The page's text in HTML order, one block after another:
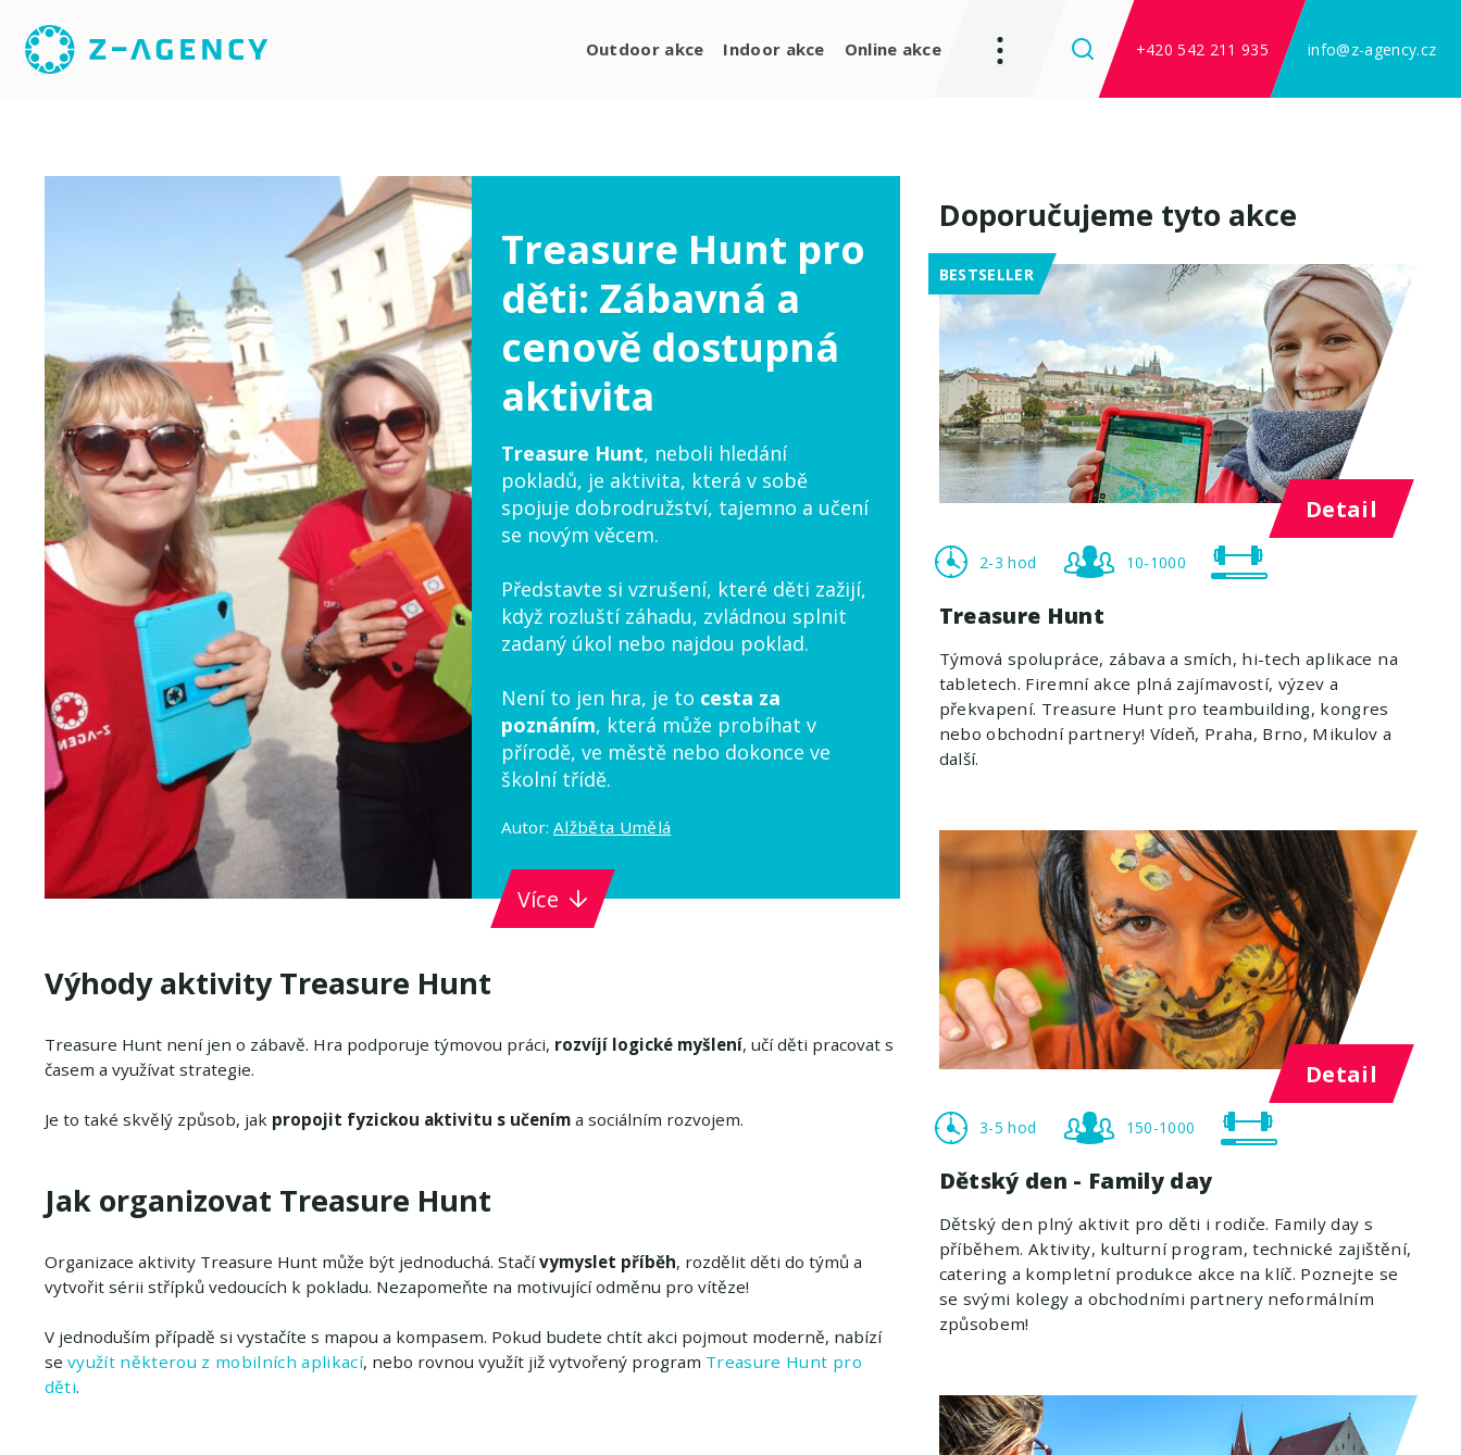
Outdoor akce Indoor akce Online akce +420 542 211 935 info@z-agency.cz
Treasure Hunt pro
děti: Zábavná a
cenově dostupná
aktivita
Treasure Hunt, neboli hledání
pokladů, je aktivita, která v sobě
spojuje dobrodružství, tajemno a učení
se novým věcem.
Představte si vzrušení, které děti zažijí,
když rozluští záhadu, zvládnou splnit
zadaný úkol nebo najdou poklad.
Není to jen hra, je to cesta za
poznáním, která může probíhat v
přírodě, ve městě nebo dokonce ve
školní třídě.
Autor: Alžběta Umělá
Více
Výhody aktivity Treasure Hunt
Treasure Hunt není jen o zábavě. Hra podporuje týmovou práci, rozvíjí logické myšlení, učí děti pracovat s
časem a využívat strategie.
Je to také skvělý způsob, jak propojit fyzickou aktivitu s učeníma sociálním rozvojem.
Jak organizovat Treasure Hunt
Organizace aktivity Treasure Hunt může být jednoduchá. Stačívymyslet příběh, rozdělit děti do týmů a
vytvořit sérii střípků vedoucích k pokladu. Nezapomeňte na motivující odměnu pro vítěze!
V jednoduším případě si vystačíte s mapou a kompasem. Pokud budete chtít akci pojmout moderně, nabízí
se využít některou z mobilních aplikací, nebo rovnou využít již vytvořený program Treasure Hunt pro
děti.
Doporučujeme tyto akce
BESTSELLER
Detail
2-3 hod 10-1000
Treasure Hunt
Týmová spolupráce, zábava a smích, hi-tech aplikace na
tabletech. Firemní akce plná zajímavostí, výzev a
překvapení. Treasure Hunt pro teambuilding, kongres
nebo obchodní partnery! Vídeň, Praha, Brno, Mikulov a
další.
Detail
3-5 hod 150-1000
Dětský den - Family day
Dětský den plný aktivit pro děti i rodiče. Family day s
příběhem. Aktivity, kulturní program, technické zajištění,
catering a kompletní produkce akce na klíč. Poznejte se
se svými kolegy a obchodními partnery neformálním
způsobem!